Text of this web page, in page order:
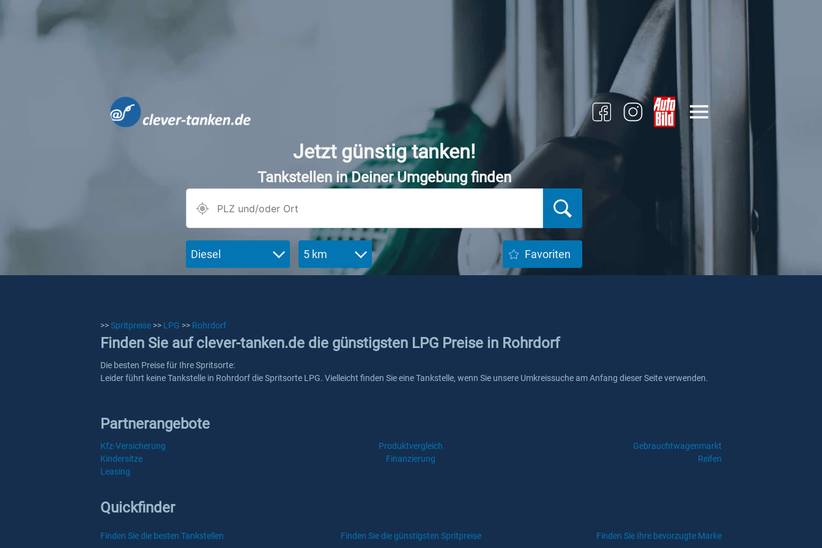
Jetzt günstig tanken!
Tankstellen in Deiner Umgebung finden
Diesel 5 km Favoriten
>>Spritpreise >> LPG >> Rohrdorf
Finden Sie auf clever-tanken.de die günstigsten LPG Preise in Rohrdorf
Die besten Preise für Ihre Spritsorte:
Leider führt keine Tankstelle in Rohrdorf die Spritsorte LPG. Vielleicht finden Sie eine Tankstelle, wenn Sie unsere Umkreissuche am Anfang dieser Seite verwenden.
Partnerangebote
Kfz-Versicherung Produktvergleich
Gebrauchtwagenmarkt
Kindersitze
Finanzierung
Reifen
Leasing
Quickfinder
Finden Sie die besten Tankstellen Finden Sie die günstigsten Spritpreise Finden Sie Ihre bevorzugte Marke